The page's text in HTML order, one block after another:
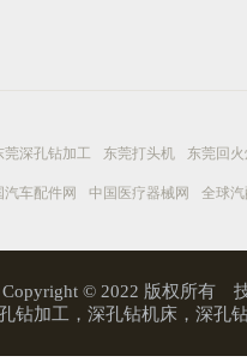
莞深孔钻加工 东莞打头机 东莞回
汽车配件网 中国医疗器械网 全球
© 2022 版权所有
钻加工 ， 深孔钻机床 ， 深孔